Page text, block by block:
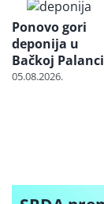
Ponovo gori
deponija u
Bačkoj Palanci
05.08.2026.